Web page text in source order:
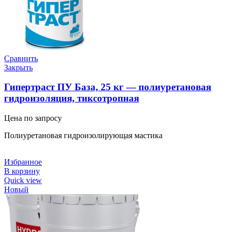
Сравнить
Закрыть
Гипертраст ПУ База, 25 кг — полиуретановая
гидроизоляция, тиксотропная
Цена по запросу
Полиуретановая гидроизолирующая мастика
Избранное
В корзину
Quick view
Новый